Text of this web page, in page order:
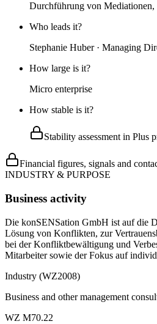
Durchführung von Mediationen,
Who leads it?
Stephanie Huber · Managing
How large is it?
Micro enterprise
How stable is it?
Stability assessment in Plus
Financial figures, signals and
INDUSTRY & PURPOSE
Business activity
Die konSENSation GmbH ist auf die
Lösung von Konflikten, zur
bei der Konfliktbewältigung und
Mitarbeiter sowie der Fokus auf
Industry (WZ2008)
Business and other management
WZ M70.22